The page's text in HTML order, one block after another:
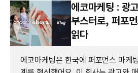
에코마케팅 : 광
부스터로, 퍼포
읽다
에코마케팅은 한국에 퍼포먼스 마케